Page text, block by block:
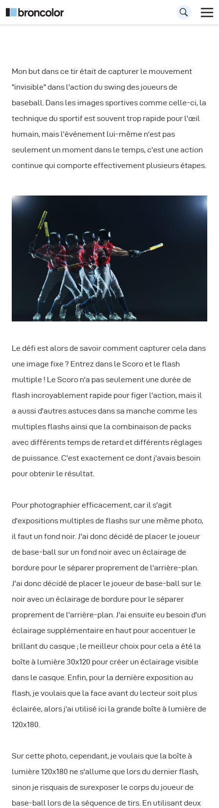
stroboscopique
grace au flash
Mon but dans ce tir était de capturer le mouvement
"invisible" dans l'action du swing des joueurs de
baseball. Dans les images sportives comme celle-ci, la
technique du sportif est souvent trop rapide pour l'œil
humain, mais l'événement lui-même n'est pas
seulement un moment dans le temps, c'est une action
continue qui comporte effectivement plusieurs étapes.
Le défi est alors de savoir comment capturer cela dans
une image fixe ? Entrez dans le Scoro et le flash
multiple ! Le Scoro n'a pas seulement une durée de
flash incroyablement rapide pour figer l'action, mais il
a aussi d'autres astuces dans sa manche comme les
multiples flashs ainsi que la combinaison de packs
avec différents temps de retard et différents réglages
de puissance. C'est exactement ce dont j'avais besoin
pour obtenir le résultat.
Pour photographier efficacement, car il s'agit
d'expositions multiples de flashs sur une même photo,
il faut un fond noir. J'ai donc décidé de placer le joueur
de base-ball sur un fond noir avec un éclairage de
bordure pour le séparer proprement de l'arrière-plan.
J'ai donc décidé de placer le joueur de base-ball sur le
noir avec un éclairage de bordure pour le séparer
proprement de l'arrière-plan. J'ai ensuite eu besoin d'un
éclairage supplémentaire en haut pour accentuer le
brillant du casque ; le meilleur choix pour cela a été la
boîte à lumière 30x120 pour créer un éclairage visible
dans le casque. Enfin, pour la dernière exposition au
flash, je voulais que la face avant du lecteur soit plus
éclairée, alors j'ai utilisé ici la grande boîte à lumière de
120x180.
Sur cette photo, cependant, je voulais que la boîte à
lumière 120x180 ne s'allume que lors du dernier flash,
sinon je risquais de surexposer le corps du joueur de
base-ball lors de la séquence de tirs. En utilisant deux